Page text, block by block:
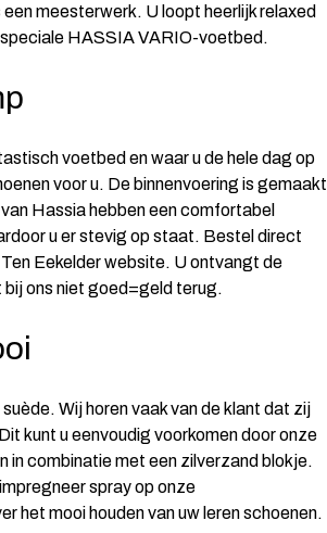
meesterwerk. U loopt heerlijk relaxed
HASSIA VARIO-voetbed.
voetbed en waar u de hele dag op
voor u. De binnenvoering is gemaakt
Hassia hebben een comfortabel
u er stevig op staat. Bestel direct
Eekelder website. U ontvangt de
bij ons niet goed=geld terug.
Wij horen vaak van de klant dat zij
kunt u eenvoudig voorkomen door onze
in combinatie met een zilverzand blokje.
spray op onze
het mooi houden van uw leren schoenen.